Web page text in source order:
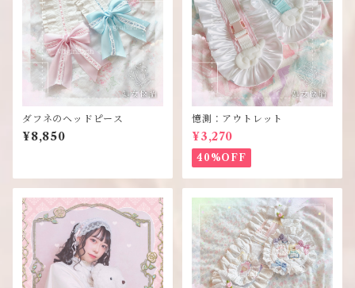
ダフネのヘッドピース
¥8,850
憶測：アウトレット
¥3,270
40%OFF